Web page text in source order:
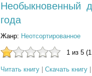
Необыкновенный
года
Жанр: Неотсортированное
1 из 5
Читать книгу Скачать книгу